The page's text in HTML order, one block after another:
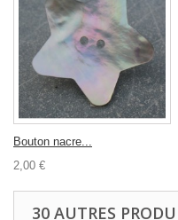
Bouton nacre...
2,00 €
30 AUTRES